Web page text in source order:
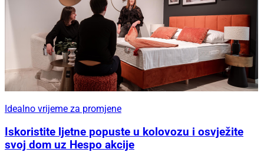
Idealno vrijeme za promjene
Iskoristite ljetne popuste u kolovozu i osvježite
svoj dom uz Hespo akcije